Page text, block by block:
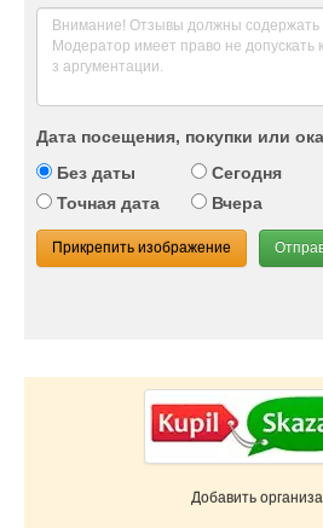
Дата посещения, покупки или
Без даты
Сегодня
Точная дата
Вчера
Прикрепить изображение
Добавить